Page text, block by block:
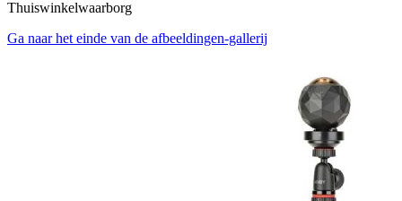
Thuiswinkelwaarborg
Ga naar het einde van de afbeeldingen-gallerij